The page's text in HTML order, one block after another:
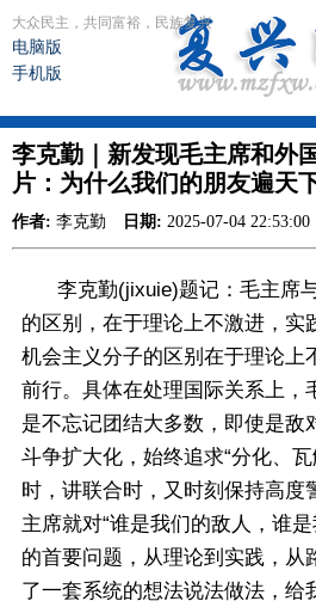
大众民主，共同富裕，民族复兴
电脑版
手机版
李克勤｜新发现毛主席和外
片：为什么我们的朋友遍天
作者: 李克勤 日期: 2025-07-04 22:53:00
李克勤(jixuie)题记：毛主席与
的区别，在于理论上不激进，实
机会主义分子的区别在于理论上
前行。具体在处理国际关系上，
是不忘记团结大多数，即使是敌
斗争扩大化，始终追求“分化、
时，讲联合时，又时刻保持高度
主席就对“谁是我们的敌人，谁
的首要问题，从理论到实践，从
了一套系统的想法说法做法，给